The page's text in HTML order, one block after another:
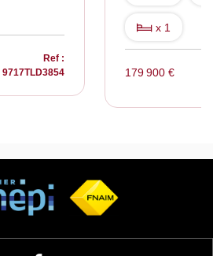
Ref :
9717TLD3854
x 1
179 900 €